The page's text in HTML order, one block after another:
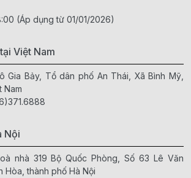
(Áp dụng từ 01/01/2026)
Việt Nam
Gia Bảy, Tổ dân phố An Thái, Xã Bình Mỹ,
Nam
Nội
nhà 319 Bộ Quốc Phòng, Số 63 Lê Văn
Hòa, thành phố Hà Nội